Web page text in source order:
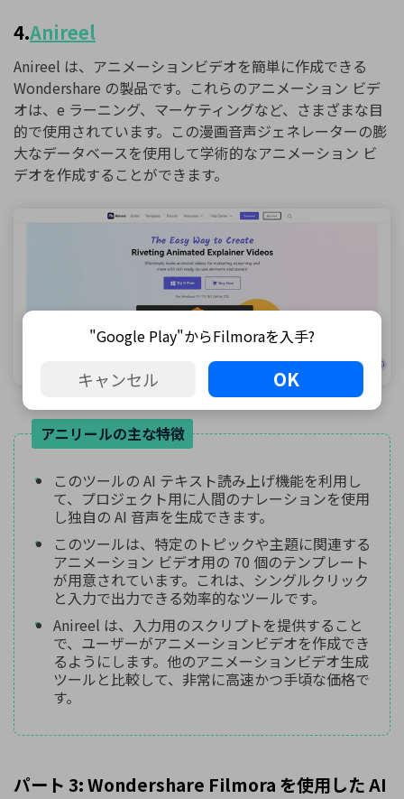
4.Anireel
Anireel は、アニメーションビデオを簡単に作成できる
Wondershare の製品です。これらのアニメーション ビデ
オは、e ラーニング、マーケティングなど、さまざまな目
的で使用されています。この漫画音声ジェネレーターの膨
大なデータベースを使用して学術的なアニメーション ビ
デオを作成することができます。
アニリールの主な特徴
このツールの AI テキスト読み上げ機能を利用し
て、プロジェクト用に人間のナレーションを使用
し独自の AI 音声を生成できます。
このツールは、特定のトピックや主題に関連する
アニメーション ビデオ用の 70 個のテンプレート
が用意されています。これは、シングルクリック
と入力で出力できる効率的なツールです。
Anireel は、入力用のスクリプトを提供すること
で、ユーザーがアニメーションビデオを作成でき
るようにします。他のアニメーションビデオ生成
ツールと比較して、非常に高速かつ手頃な価格で
す。
パート 3: Wondershare Filmora を使用した AI
"Google Play"からFilmoraを入手?
キャンセル OK